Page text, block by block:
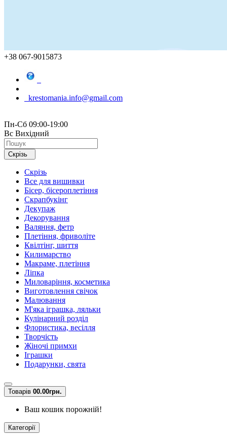
+38 067-9015873
krestomania.info@gmail.com
Пн-Сб 09:00-19:00
Вс Вихідний
Скрізь
Скрізь
Все для вишивки
Бісер, бісероплетіння
Скрапбукінг
Декупаж
Декорування
Валяння, фетр
Плетіння, фриволіте
Квілтінг, шиття
Килимарство
Макраме, плетіння
Ліпка
Миловаріння, косметика
Виготовлення свічок
Малювання
М'яка іграшка, ляльки
Кулінарний розділ
Флористика, весілля
Творчість
Жіночі примхи
Іграшки
Подарунки, свята
Товарів 00.00грн.
Ваш кошик порожній!
Категорії